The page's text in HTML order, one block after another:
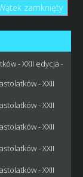
zamknięty
- XXII edycja -
- XXII
- XXII
- XXII
- XXII
- XXII